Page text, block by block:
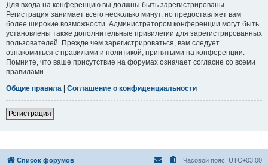
Для входа на конференцию вы должны быть зарегистрированы.
Регистрация занимает всего несколько минут, но предоставляет вам
более широкие возможности. Администратором конференции могут быть
установлены также дополнительные привилегии для зарегистрированных
пользователей. Прежде чем зарегистрироваться, вам следует
ознакомиться с правилами и политикой, принятыми на конференции.
Помните, что ваше присутствие на форумах означает согласие со всеми
правилами.
Общие правила
Соглашение о конфиденциальности
Регистрация
Список форумов Часовой пояс: UTC+03:00